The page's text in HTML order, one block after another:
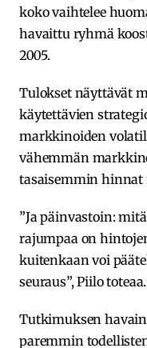
koko vaihtelee
havaittu ryhmä
2005.
Tulokset näyttävät
käytettävien
markkinoiden
vähemmän
tasaisemmin hinnat
”Ja päinvastoin:
rajumpaa on
kuitenkaan voi
seuraus”, Piilo toteaa.
Tutkimuksen
paremmin